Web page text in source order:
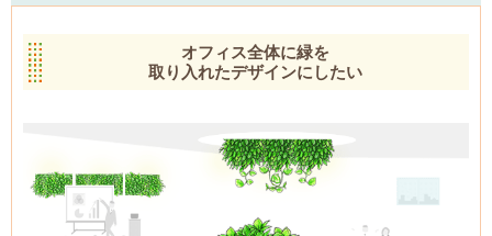
オフィス全体に緑を
取り入れたデザインにしたい